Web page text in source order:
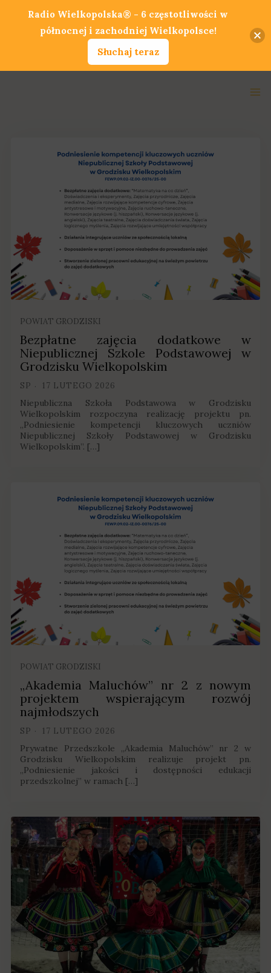
POWIAT GRODZISKI
Bezpłatne zajęcia dodatkowe w
Niepublicznej Szkole Podstawowej w
Grodzisku Wielkopolskim
SP 17 LUTEGO 2026
Niepubliczna Szkoła Podstawowa w Grodzisku
Wielkopolskim rozpoczyna realizację projektu pn.
„Podniesienie kompetencji kluczowych uczniów
Niepublicznej Szkoły Podstawowej w Grodzisku
Wielkopolskim”. […]
POWIAT GRODZISKI
„Akademia Maluchów” nr 2 z nowym
projektem wspierającym rozwój
najmłodszych
SP 17 LUTEGO 2026
Prywatne Przedszkole „Akademia Maluchów” nr 2 w
Grodzisku Wielkopolskim realizuje projekt pn.
„Podniesienie jakości i dostępności edukacji
przedszkolnej” w ramach […]
Radio Wielkopolska® - 6 częstotliwości w
północnej i zachodniej Wielkopolsce!
Słuchaj teraz